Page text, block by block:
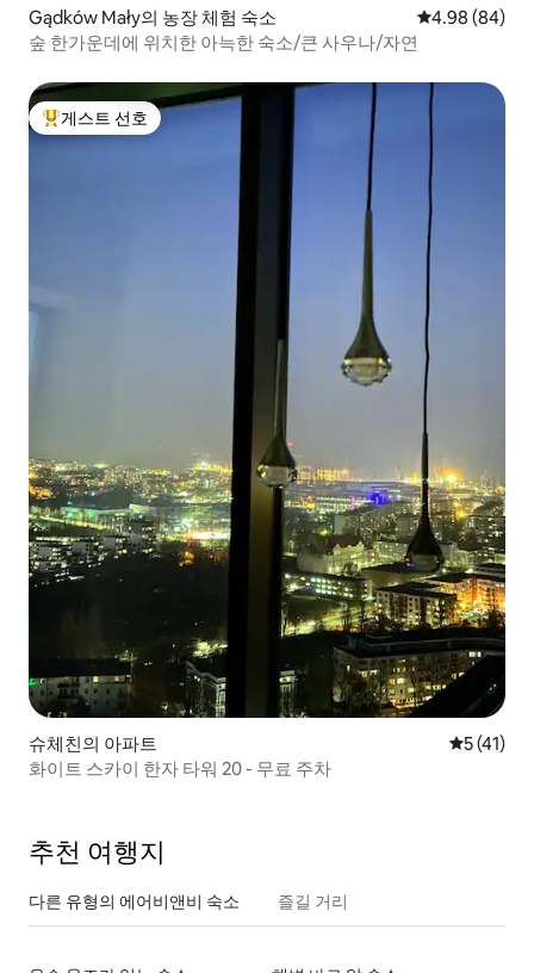
Gądków Mały의 농장 체험 숙소 평점 4.98점(5
4.98 (84)
숲 한가운데에 위치한 아늑한 숙소/큰 사우나/자연
상위 게스트 선호
게스트 선호
슈체친의 아파트 평점 5점
5 (41)
화이트 스카이 한자 타워 20 - 무료 주차
추천 여행지
다른 유형의 에어비앤비 숙소 즐길 거리